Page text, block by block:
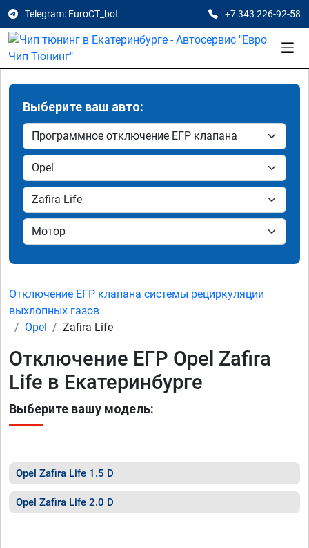
Telegram: EuroCT_bot +7 343 226-92-58
Выберите ваш авто:
Отключение ЕГР клапана системы рециркуляции
выхлопных газов
Opel
Zafira Life
Отключение ЕГР Opel Zafira
Life в Екатеринбурге
Выберите вашу модель:
Opel Zafira Life 1.5 D
Opel Zafira Life 2.0 D